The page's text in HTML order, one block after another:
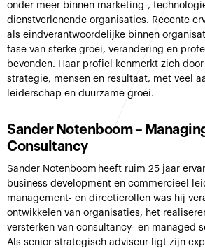
onder meer binnen marketing-,
dienstverlenende organisaties. Recente
als eindverantwoordelijke binnen
fase van sterke groei, verandering en
bevonden. Haar profiel kenmerkt zich
strategie, mensen en resultaat, met veel
leiderschap en duurzame groei.
Sander Notenboom –
Consultancy
Sander Notenboom heeft ruim 25 jaar
business development en commercieel
management- en directierollen was hij
ontwikkelen van organisaties, het
versterken van consultancy- en managed
Als senior strategisch adviseur ligt zijn